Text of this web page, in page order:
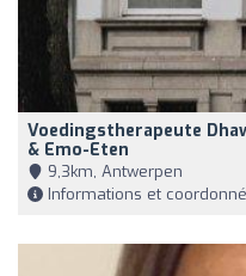
Voedingstherapeute
& Emo-Eten
9,3km, Antwerpen
Informations et